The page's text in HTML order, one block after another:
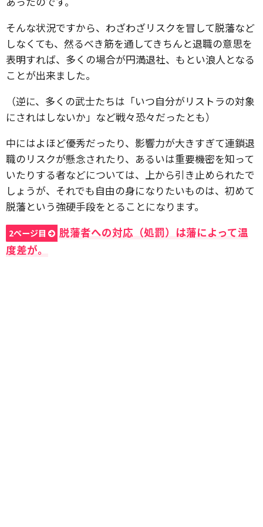
そんな状況ですから、わざわざリスクを冒して脱藩など
しなくても、然るべき筋を通してきちんと退職の意思を
表明すれば、多くの場合が円満退社、もとい浪人となる
ことが出来ました。
（逆に、多くの武士たちは「いつ自分がリストラの対象
にされはしないか」など戦々恐々だったとも）
中にはよほど優秀だったり、影響力が大きすぎて連鎖退
職のリスクが懸念されたり、あるいは重要機密を知って
いたりする者などについては、上から引き止められたで
しょうが、それでも自由の身になりたいものは、初めて
脱藩という強硬手段をとることになります。
2ページ目
脱藩者への対応（処罰）は藩によって温
度差が。